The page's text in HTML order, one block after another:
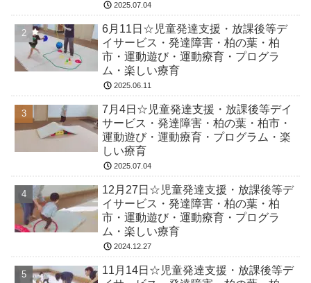
2025.07.04
6月11日☆児童発達支援・放課後等デ
イサービス・発達障害・柏の葉・柏
市・運動遊び・運動療育・プログラ
ム・楽しい療育
2025.06.11
7月4日☆児童発達支援・放課後等デイ
サービス・発達障害・柏の葉・柏市・
運動遊び・運動療育・プログラム・楽
しい療育
2025.07.04
12月27日☆児童発達支援・放課後等デ
イサービス・発達障害・柏の葉・柏
市・運動遊び・運動療育・プログラ
ム・楽しい療育
2024.12.27
11月14日☆児童発達支援・放課後等デ